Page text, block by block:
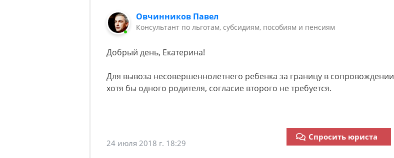
Овчинников Павел
Консультант по льготам, субсидиям, пособиям и пенсиям
Добрый день, Екатерина!
Для вывоза несовершеннолетнего ребенка за границу в сопровождении
хотя бы одного родителя, согласие второго не требуется.
24 июля 2018 г. 18:29
Спросить юриста